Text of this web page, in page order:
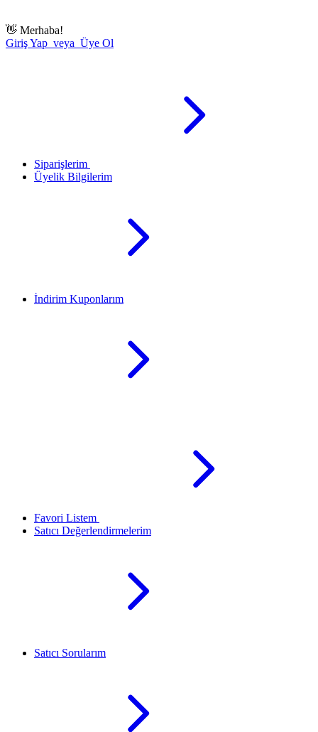
👋 Merhaba!
Giriş Yap veya Üye Ol
Siparişlerim
Üyelik Bilgilerim
İndirim Kuponlarım
Favori Listem
Satıcı Değerlendirmelerim
Satıcı Sorularım